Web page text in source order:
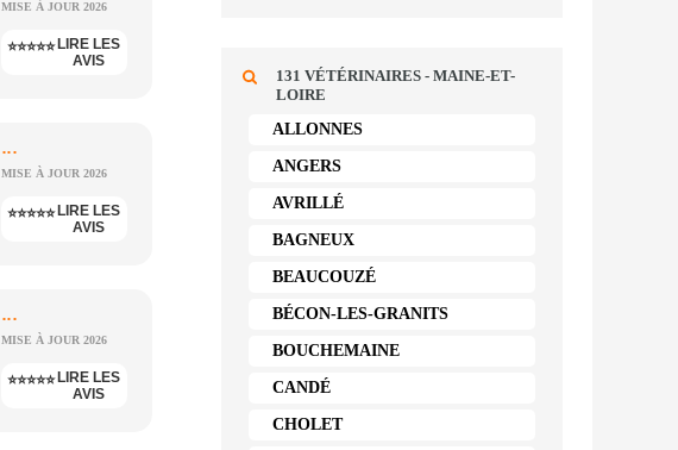
MISE À JOUR 2026
⭐⭐⭐⭐⭐ LIRE LES
AVIS
...
MISE À JOUR 2026
⭐⭐⭐⭐⭐ LIRE LES
AVIS
...
MISE À JOUR 2026
⭐⭐⭐⭐⭐ LIRE LES
AVIS
131 VÉTÉRINAIRES - MAINE-ET-
LOIRE
ALLONNES
ANGERS
AVRILLÉ
BAGNEUX
BEAUCOUZÉ
BÉCON-LES-GRANITS
BOUCHEMAINE
CANDÉ
CHOLET